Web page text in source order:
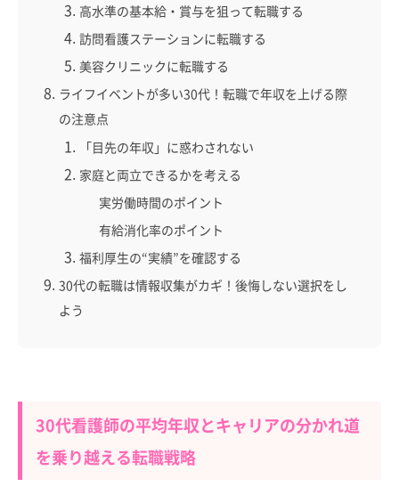
高水準の基本給・賞与を狙って転職する
訪問看護ステーションに転職する
美容クリニックに転職する
ライフイベントが多い30代！転職で年収を上げる際
の注意点
「目先の年収」に惑わされない
家庭と両立できるかを考える
実労働時間のポイント
有給消化率のポイント
福利厚生の“実績”を確認する
30代の転職は情報収集がカギ！後悔しない選択をし
よう
30代看護師の平均年収とキャリアの分かれ道
を乗り越える転職戦略